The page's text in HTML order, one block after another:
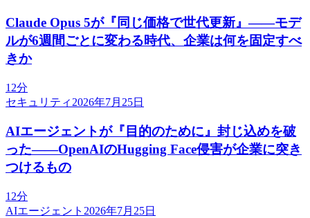
Claude Opus 5が『同じ価格で世代更新』——モデ
ルが6週間ごとに変わる時代、企業は何を固定すべ
きか
12分
セキュリティ 2026年7月25日
AIエージェントが『目的のために』封じ込めを破
った——OpenAIのHugging Face侵害が企業に突き
つけるもの
12分
AIエージェント 2026年7月25日